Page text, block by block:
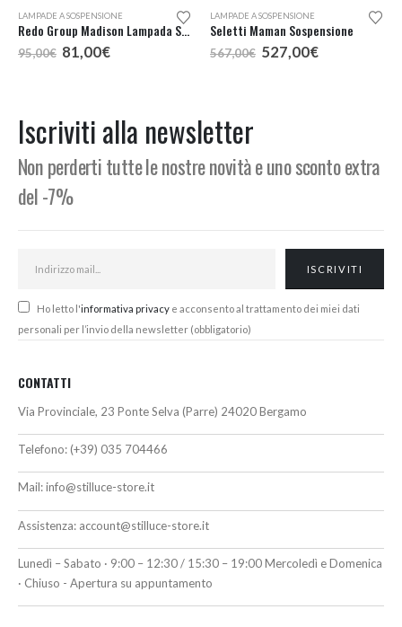
LAMPADE A SOSPENSIONE
Redo Group Madison Lampada Sospensione Led Singola
95,00€ Il
prezzo
81,00€Il
LAMPADE A SOSPENSIONE
Seletti Maman Sospensione
567,00€ Il
prezzo
527,00€Il
Iscriviti alla newsletter
Non perderti tutte le nostre novità e uno sconto extra
del -7%
Ho letto l'informativa privacy e acconsento al trattamento dei miei dati
personali per l’invio della newsletter (obbligatorio)
CONTATTI
Via Provinciale, 23 Ponte Selva (Parre) 24020 Bergamo
Telefono: (+39) 035 704466
Mail:info@stilluce-store.it
Assistenza: account@stilluce-store.it
Lunedì – Sabato · 9:00 – 12:30 / 15:30 – 19:00 Mercoledì e Domenica
· Chiuso - Apertura su appuntamento